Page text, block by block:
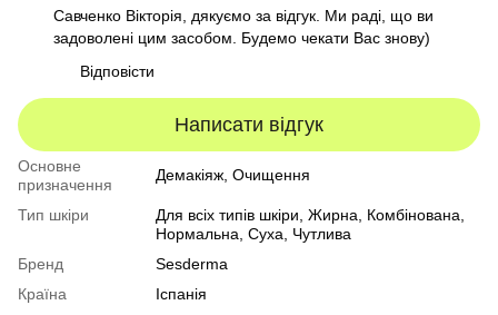
Савченко Вікторія, дякуємо за відгук. Ми раді, що ви
задоволені цим засобом. Будемо чекати Вас знову)
Відповісти
Написати відгук
Основне
призначення
Демакіяж, Очищення
Тип шкіри Для всіх типів шкіри, Жирна, Комбінована,
Нормальна, Суха, Чутлива
Бренд
Sesderma
Країна
Іспанія